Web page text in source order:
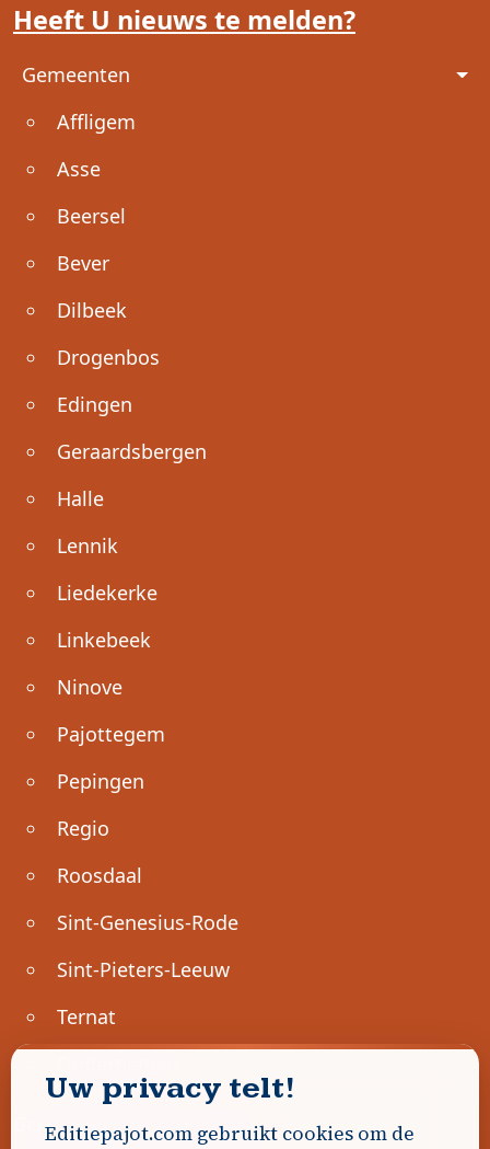
Heeft U nieuws te melden?
Voet
Gemeenten
Affligem
Asse
Beersel
Bever
Dilbeek
Drogenbos
Edingen
Geraardsbergen
Halle
Lennik
Liedekerke
Linkebeek
Ninove
Pajottegem
Pepingen
Regio
Roosdaal
Sint-Genesius-Rode
Sint-Pieters-Leeuw
Ternat
Geen advertenties gevonden.
Uw privacy telt!
Editiepajot.com gebruikt cookies om de